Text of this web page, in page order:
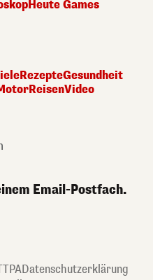
Heute Games
RezepteGesundheit
ReisenVideo
Email-Postfach.
Datenschutzerklärung